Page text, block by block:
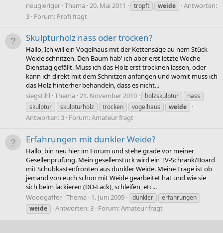
neugieriger Thema 20. Mai 2011 tropft weide
Antworten:
3 Forum: Profi fragt
Skulpturholz nass oder trocken?
Hallo, Ich will ein Vogelhaus mit der Kettensäge au nem Stück
Weide schnitzen. Den Baum hab' ich aber erst letzte Woche
Dienstag gefällt. Muss ich das Holz erst trocknen lassen, oder
kann ich direkt mit dem Schnitzen anfangen und womit muss ich
das Holz hinterher behandeln, dass es nicht...
siegstihl Thema 21. November 2010 holzskulptur
nass
skulptur
skulpturholz trocken vogelhaus weide
Antworten: 3 Forum:Amateur fragt
Erfahrungen mit dunkler Weide?
Hallo, bin neu hier im Forum und stehe grade vor meiner
Gesellenprüfung. Mein gesellenstück wird ein TV-Schrank/Board
mit Schubkastenfronten aus dunkler Weide. Meine Frage ist ob
jemand von euch schon mit Weide gearbeitet hat und wie sie
sich beim lackieren (DD-Lack), schleifen, etc...
Woodgaffer Thema 1. Juni 2009 dunkler
erfahrungen
weide
Antworten: 3 Forum:Amateur fragt